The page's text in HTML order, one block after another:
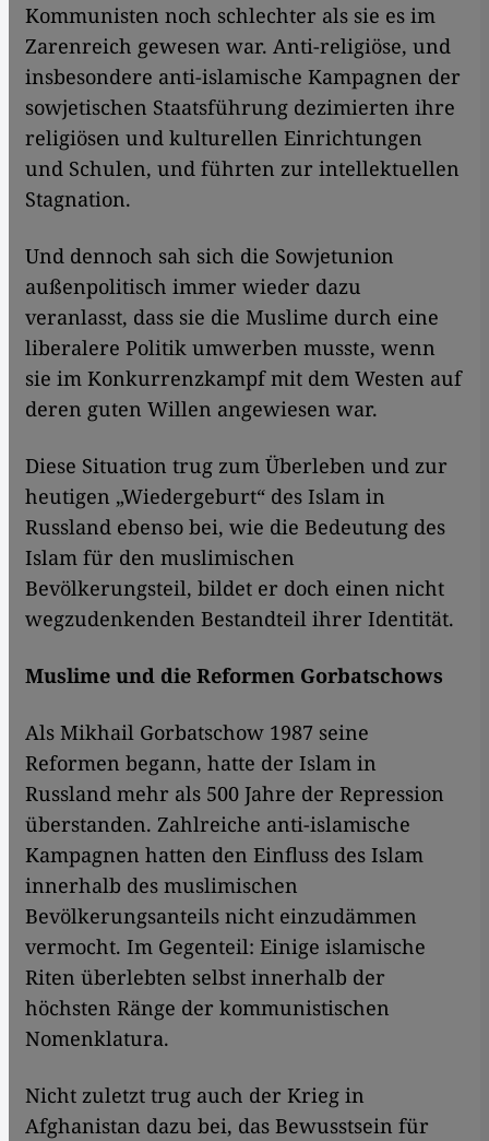
Kommunisten noch schlechter als sie es im
Zarenreich gewesen war. Anti-religiöse, und
insbesondere anti-islamische Kampagnen der
sowjetischen Staatsführung dezimierten ihre
religiösen und kulturellen Einrichtungen
und Schulen, und führten zur intellektuellen
Stagnation.
Und dennoch sah sich die Sowjetunion
außenpolitisch immer wieder dazu
veranlasst, dass sie die Muslime durch eine
liberalere Politik umwerben musste, wenn
sie im Konkurrenzkampf mit dem Westen auf
deren guten Willen angewiesen war.
Diese Situation trug zum Überleben und zur
heutigen „Wiedergeburt“ des Islam in
Russland ebenso bei, wie die Bedeutung des
Islam für den muslimischen
Bevölkerungsteil, bildet er doch einen nicht
wegzudenkenden Bestandteil ihrer Identität.
Muslime und die Reformen Gorbatschows
Als Mikhail Gorbatschow 1987 seine
Reformen begann, hatte der Islam in
Russland mehr als 500 Jahre der Repression
überstanden. Zahlreiche anti-islamische
Kampagnen hatten den Einfluss des Islam
innerhalb des muslimischen
Bevölkerungsanteils nicht einzudämmen
vermocht. Im Gegenteil: Einige islamische
Riten überlebten selbst innerhalb der
höchsten Ränge der kommunistischen
Nomenklatura.
Nicht zuletzt trug auch der Krieg in
Afghanistan dazu bei, das Bewusstsein für